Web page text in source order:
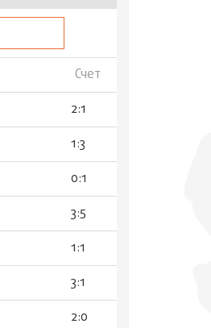
Счет
2:1
1:3
0:1
3:5
1:1
3:1
2:0